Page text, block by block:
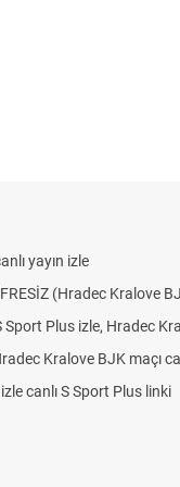
Kralove BJK)
Hradec Kralove BJK
BJK maçı canlı linki
Plus linki